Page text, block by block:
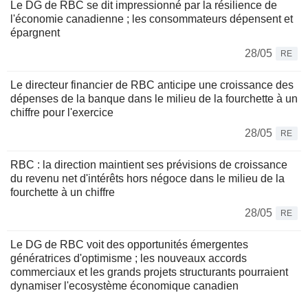
Le DG de RBC se dit impressionné par la résilience de
l'économie canadienne ; les consommateurs dépensent et
épargnent
28/05
RE
Le directeur financier de RBC anticipe une croissance des
dépenses de la banque dans le milieu de la fourchette à un
chiffre pour l'exercice
28/05
RE
RBC : la direction maintient ses prévisions de croissance
du revenu net d'intérêts hors négoce dans le milieu de la
fourchette à un chiffre
28/05
RE
Le DG de RBC voit des opportunités émergentes
génératrices d'optimisme ; les nouveaux accords
commerciaux et les grands projets structurants pourraient
dynamiser l'ecosystème économique canadien